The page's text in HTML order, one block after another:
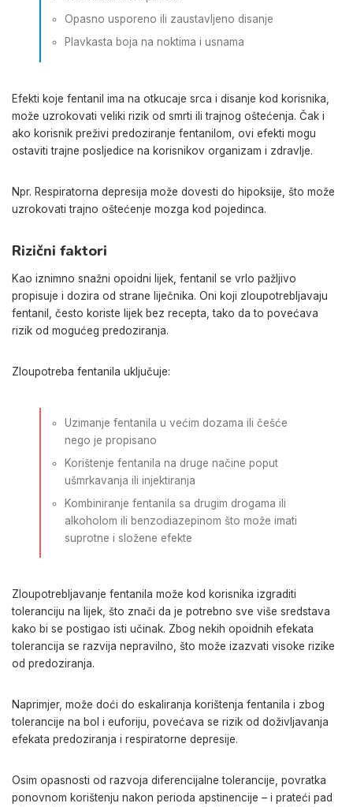
Opasno usporeno ili zaustavljeno disanje
Plavkasta boja na noktima i usnama
Efekti koje fentanil ima na otkucaje srca i disanje kod korisnika,
može uzrokovati veliki rizik od smrti ili trajnog oštećenja. Čak i
ako korisnik preživi predoziranje fentanilom, ovi efekti mogu
ostaviti trajne posljedice na korisnikov organizam i zdravlje.
Npr. Respiratorna depresija može dovesti do hipoksije, što može
uzrokovati trajno oštećenje mozga kod pojedinca.
Rizični faktori
Kao iznimno snažni opoidni lijek, fentanil se vrlo pažljivo
propisuje i dozira od strane liječnika. Oni koji zloupotrebljavaju
fentanil, često koriste lijek bez recepta, tako da to povećava
rizik od mogućeg predoziranja.
Zloupotreba fentanila uključuje:
Uzimanje fentanila u većim dozama ili češće
nego je propisano
Korištenje fentanila na druge načine poput
ušmrkavanja ili injektiranja
Kombiniranje fentanila sa drugim drogama ili
alkoholom ili benzodiazepinom što može imati
suprotne i složene efekte
Zloupotrebljavanje fentanila može kod korisnika izgraditi
toleranciju na lijek, što znači da je potrebno sve više sredstava
kako bi se postigao isti učinak. Zbog nekih opoidnih efekata
tolerancija se razvija nepravilno, što može izazvati visoke rizike
od predoziranja.
Naprimjer, može doći do eskaliranja korištenja fentanila i zbog
tolerancije na bol i euforiju, povećava se rizik od doživljavanja
efekata predoziranja i respiratorne depresije.
Osim opasnosti od razvoja diferencijalne tolerancije, povratka
ponovnom korištenju nakon perioda apstinencije – i prateći pad